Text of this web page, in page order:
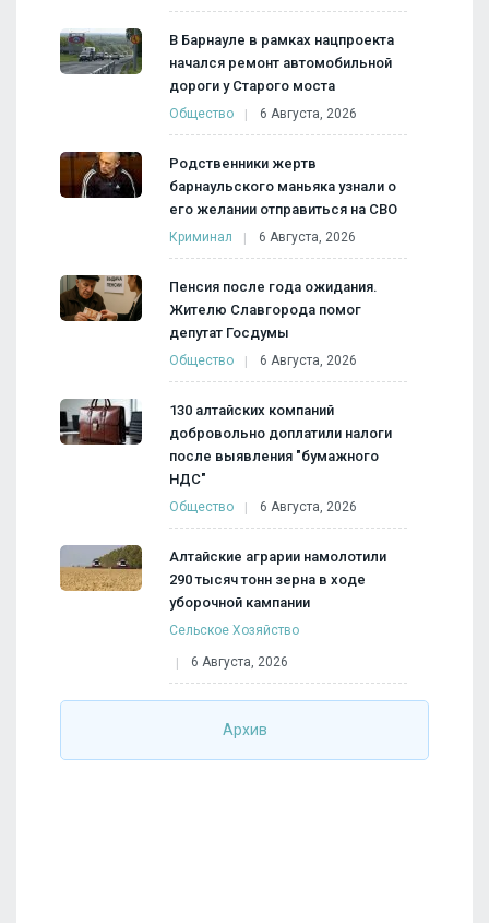
В Барнауле в рамках нацпроекта
начался ремонт автомобильной
дороги у Старого моста
Общество 6 Августа, 2026
Родственники жертв
барнаульского маньяка узнали о
его желании отправиться на СВО
Криминал 6 Августа, 2026
Пенсия после года ожидания.
Жителю Славгорода помог
депутат Госдумы
Общество 6 Августа, 2026
130 алтайских компаний
добровольно доплатили налоги
после выявления "бумажного
НДС"
Общество 6 Августа, 2026
Алтайские аграрии намолотили
290 тысяч тонн зерна в ходе
уборочной кампании
Сельское Хозяйство
6 Августа, 2026
Архив